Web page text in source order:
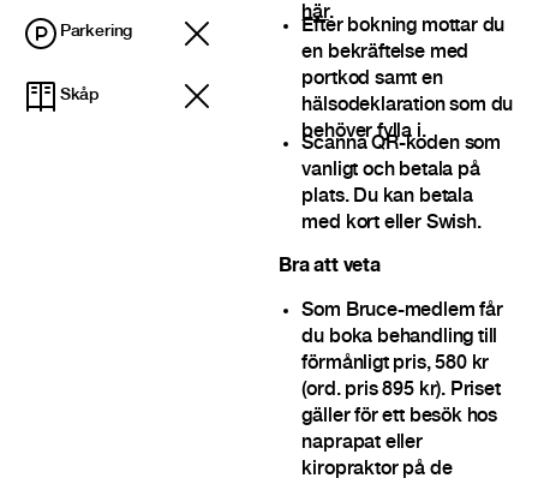
Parkering
Skåp
här.
Efter bokning mottar du
en bekräftelse med
portkod samt en
hälsodeklaration som du
behöver fylla i.
Scanna QR-koden som
vanligt och betala på
plats. Du kan betala
med kort eller Swish.
Bra att veta
Som Bruce-medlem får
du boka behandling till
förmånligt pris, 580 kr
(ord. pris 895 kr). Priset
gäller för ett besök hos
naprapat eller
kiropraktor på de